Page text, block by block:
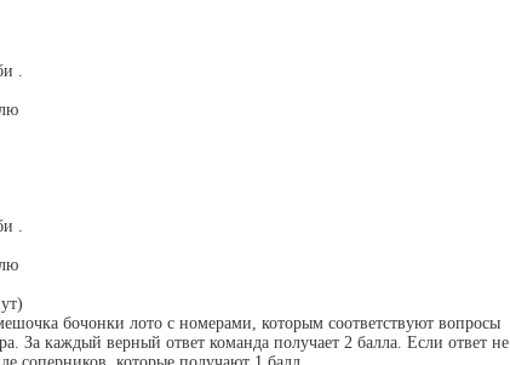
.
.
бочонки лото с номерами, которым соответствуют вопросы
За каждый верный ответ команда получает 2 балла. Если ответ не